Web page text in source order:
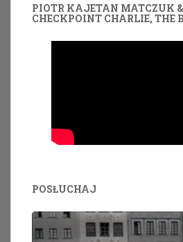
PIOTR KAJETAN MATCZUK
CHECKPOINT CHARLIE, THE
POSŁUCHAJ
Odtwarzacz
dźwiękowych